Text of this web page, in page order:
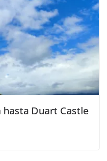
Duart Castle